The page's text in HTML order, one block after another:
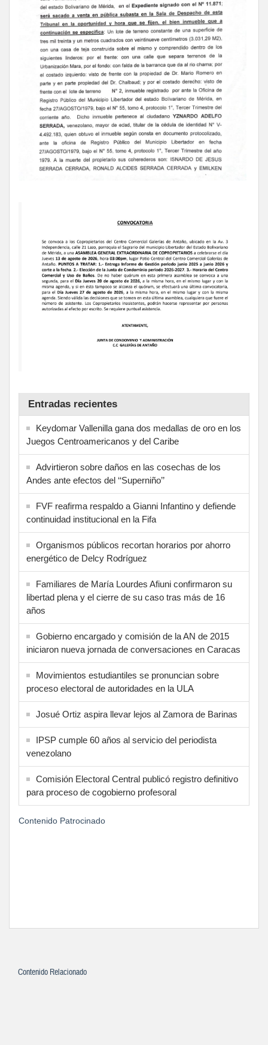
Entradas recientes
Keydomar Vallenilla gana dos medallas de oro en los
Juegos Centroamericanos y del Caribe
Advirtieron sobre daños en las cosechas de los
Andes ante efectos del ‘‘Superniño’’
FVF reafirma respaldo a Gianni Infantino y defiende
continuidad institucional en la Fifa
Organismos públicos recortan horarios por ahorro
energético de Delcy Rodríguez
Familiares de María Lourdes Afiuni confirmaron su
libertad plena y el cierre de su caso tras más de 16
años
Gobierno encargado y comisión de la AN de 2015
iniciaron nueva jornada de conversaciones en Caracas
Movimientos estudiantiles se pronuncian sobre
proceso electoral de autoridades en la ULA
Josué Ortiz aspira llevar lejos al Zamora de Barinas
IPSP cumple 60 años al servicio del periodista
venezolano
Comisión Electoral Central publicó registro definitivo
para proceso de cogobierno profesoral
Contenido Patrocinado
Contenido Relacionado